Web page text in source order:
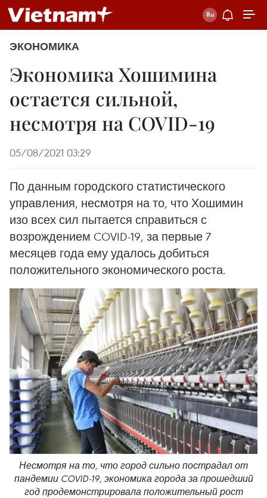
ЭКОНОМИКА
Экономика Хошимина
остается сильной,
несмотря на COVID-19
05/08/2021 03:29
По данным городского статистического
управления, несмотря на то, что Хошимин
изо всех сил пытается справиться с
возрождением COVID-19, за первые 7
месяцев года ему удалось добиться
положительного экономического роста.
Несмотря на то, что город сильно пострадал от
пандемии COVID-19, экономика города за прошедший
год продемонстрировала положительный рост